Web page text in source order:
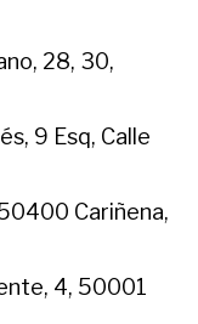
28, 30,
9 Esq, Calle
Cariñena,
4, 50001